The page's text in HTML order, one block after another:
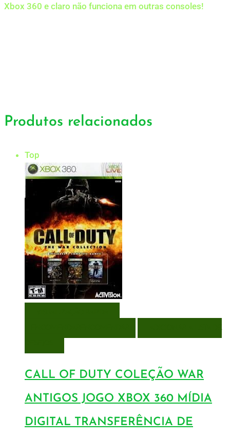
Xbox 360 e claro não funciona em outras consoles!
Produtos relacionados
Top
CALL OF DUTY COLEÇÃO WAR
ANTIGOS JOGO XBOX 360 MÍDIA
DIGITAL TRANSFERÊNCIA DE